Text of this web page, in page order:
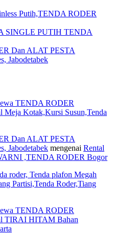
Putih,TENDA RODER
SINGLE PUTIH TENDA
Dan ALAT PESTA
Jabodetabek
TENDA RODER
Meja Kotak,Kursi Susun,Tenda
Dan ALAT PESTA
Jabodetabek mengenai Rental
,TENDA RODER Bogor
roder, Tenda plafon Megah
Partisi,Tenda Roder,Tiang
TENDA RODER
TIRAI HITAM Bahan